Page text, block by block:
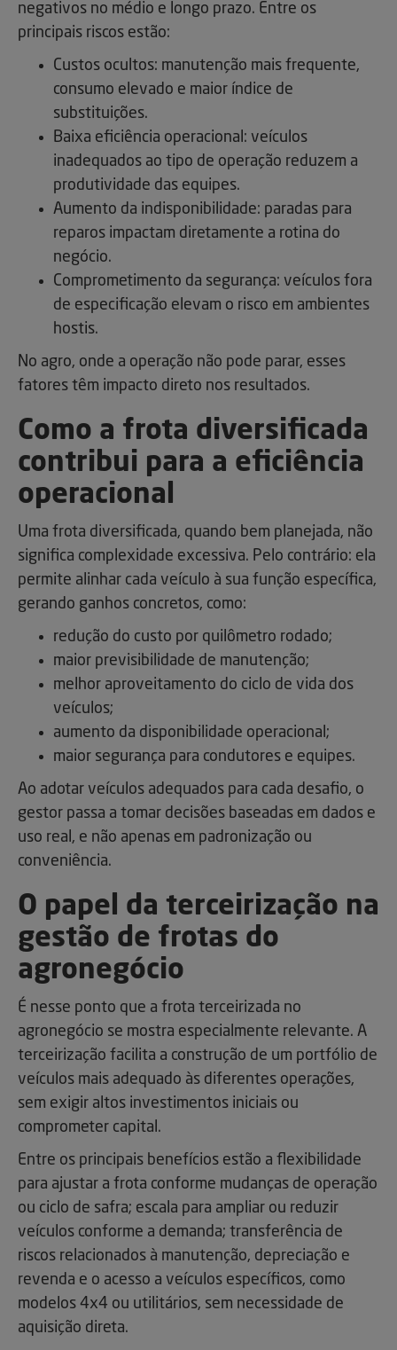
negativos no médio e longo prazo. Entre os
principais riscos estão:
Custos ocultos: manutenção mais frequente,
consumo elevado e maior índice de
substituições.
Baixa eficiência operacional: veículos
inadequados ao tipo de operação reduzem a
produtividade das equipes.
Aumento da indisponibilidade: paradas para
reparos impactam diretamente a rotina do
negócio.
Comprometimento da segurança: veículos fora
de especificação elevam o risco em ambientes
hostis.
No agro, onde a operação não pode parar, esses
fatores têm impacto direto nos resultados.
Como a frota diversificada
contribui para a eficiência
operacional
Uma frota diversificada, quando bem planejada, não
significa complexidade excessiva. Pelo contrário: ela
permite alinhar cada veículo à sua função específica,
gerando ganhos concretos, como:
redução do custo por quilômetro rodado;
maior previsibilidade de manutenção;
melhor aproveitamento do ciclo de vida dos
veículos;
aumento da disponibilidade operacional;
maior segurança para condutores e equipes.
Ao adotar veículos adequados para cada desafio, o
gestor passa a tomar decisões baseadas em dados e
uso real, e não apenas em padronização ou
conveniência.
O papel da terceirização na
gestão de frotas do
agronegócio
É nesse ponto que a frota terceirizada no
agronegócio se mostra especialmente relevante. A
terceirização facilita a construção de um portfólio de
veículos mais adequado às diferentes operações,
sem exigir altos investimentos iniciais ou
comprometer capital.
Entre os principais benefícios estão a flexibilidade
para ajustar a frota conforme mudanças de operação
ou ciclo de safra; escala para ampliar ou reduzir
veículos conforme a demanda; transferência de
riscos relacionados à manutenção, depreciação e
revenda e o acesso a veículos específicos, como
modelos 4x4 ou utilitários, sem necessidade de
aquisição direta.